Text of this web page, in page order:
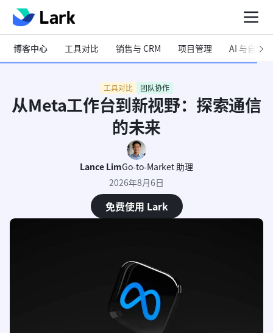
博客中心 工具对比 销售与 CRM 项目管理 AI 与自动化
工具对比 团队协作
从Meta工作台到新视野：探索通信
的未来
Lance LimGo-to-Market 助理
2026年8月6日
免费使用 Lark